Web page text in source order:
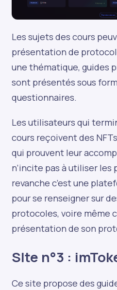
Les sujets des cours
présentation de
une thématique, guides
sont présentés sous
questionnaires.
Les utilisateurs qui
cours reçoivent des
qui prouvent leur
n’incite pas à utiliser les
revanche c’est une
pour se renseigner sur
protocoles, voire même
présentation de son
SIte n°3 :
Ce site propose des